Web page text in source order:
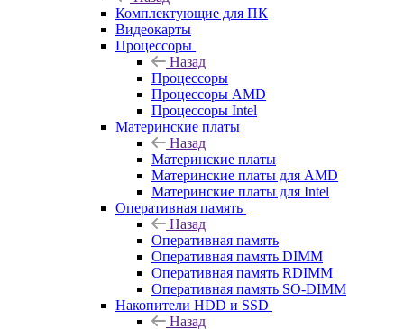
Комплектующие для ПК
Видеокарты
Процессоры
Назад
Процессоры
Процессоры AMD
Процессоры Intel
Материнские платы
Назад
Материнские платы
Материнские платы для AMD
Материнские платы для Intel
Оперативная память
Назад
Оперативная память
Оперативная память DIMM
Оперативная память RDIMM
Оперативная память SO-DIMM
Накопители HDD и SSD
Назад